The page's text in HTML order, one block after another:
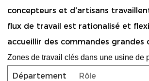
concepteurs et d'artisans
flux de travail est rationalisé et
accueillir des commandes grandes
Zones de travail clés dans une usine de
Département Rôle